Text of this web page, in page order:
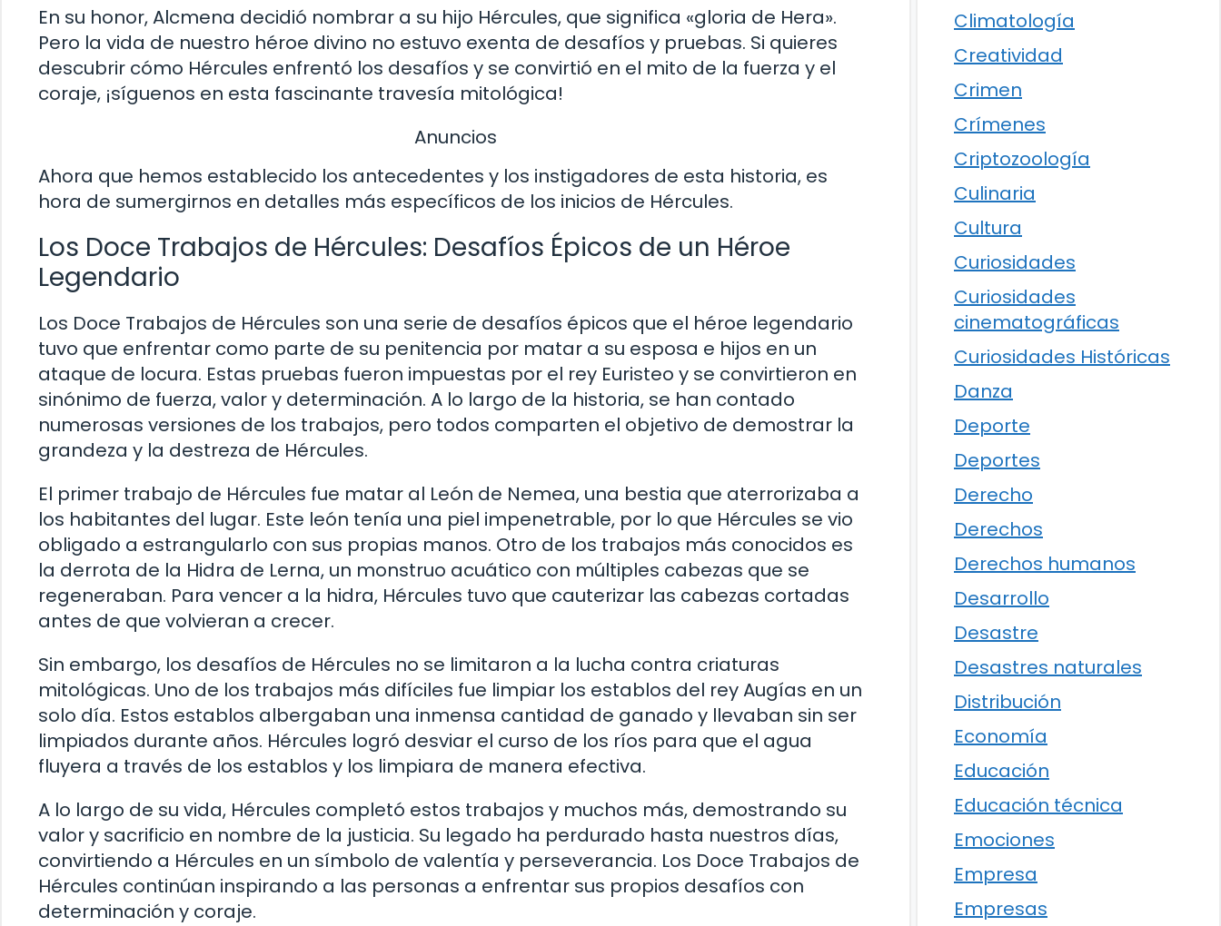
En su honor, Alcmena decidió nombrar a su hijo Hércules, que significa «gloria de Hera».
Pero la vida de nuestro héroe divino no estuvo exenta de desafíos y pruebas. Si quieres
descubrir cómo Hércules enfrentó los desafíos y se convirtió en el mito de la fuerza y el
coraje, ¡síguenos en esta fascinante travesía mitológica!
Anuncios
Ahora que hemos establecido los antecedentes y los instigadores de esta historia, es
hora de sumergirnos en detalles más específicos de los inicios de Hércules.
Los Doce Trabajos de Hércules: Desafíos Épicos de un Héroe
Legendario
Los Doce Trabajos de Hércules son una serie de desafíos épicos que el héroe legendario
tuvo que enfrentar como parte de su penitencia por matar a su esposa e hijos en un
ataque de locura. Estas pruebas fueron impuestas por el rey Euristeo y se convirtieron en
sinónimo de fuerza, valor y determinación. A lo largo de la historia, se han contado
numerosas versiones de los trabajos, pero todos comparten el objetivo de demostrar la
grandeza y la destreza de Hércules.
El primer trabajo de Hércules fue matar al León de Nemea, una bestia que aterrorizaba a
los habitantes del lugar. Este león tenía una piel impenetrable, por lo que Hércules se vio
obligado a estrangularlo con sus propias manos. Otro de los trabajos más conocidos es
la derrota de la Hidra de Lerna, un monstruo acuático con múltiples cabezas que se
regeneraban. Para vencer a la hidra, Hércules tuvo que cauterizar las cabezas cortadas
antes de que volvieran a crecer.
Sin embargo, los desafíos de Hércules no se limitaron a la lucha contra criaturas
mitológicas. Uno de los trabajos más difíciles fue limpiar los establos del rey Augías en un
solo día. Estos establos albergaban una inmensa cantidad de ganado y llevaban sin ser
limpiados durante años. Hércules logró desviar el curso de los ríos para que el agua
fluyera a través de los establos y los limpiara de manera efectiva.
A lo largo de su vida, Hércules completó estos trabajos y muchos más, demostrando su
valor y sacrificio en nombre de la justicia. Su legado ha perdurado hasta nuestros días,
convirtiendo a Hércules en un símbolo de valentía y perseverancia. Los Doce Trabajos de
Hércules continúan inspirando a las personas a enfrentar sus propios desafíos con
determinación y coraje.
Climatología
Creatividad
Crimen
Crímenes
Criptozoología
Culinaria
Cultura
Curiosidades
Curiosidades
cinematográficas
Curiosidades Históricas
Danza
Deporte
Deportes
Derecho
Derechos
Derechos humanos
Desarrollo
Desastre
Desastres naturales
Distribución
Economía
Educación
Educación técnica
Emociones
Empresa
Empresas